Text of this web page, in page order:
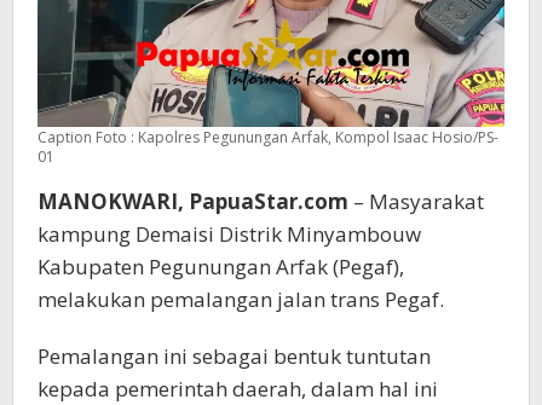
Caption Foto : Kapolres Pegunungan Arfak, Kompol Isaac Hosio/PS-
01
MANOKWARI, PapuaStar.com – Masyarakat
kampung Demaisi Distrik Minyambouw
Kabupaten Pegunungan Arfak (Pegaf),
melakukan pemalangan jalan trans Pegaf.
Pemalangan ini sebagai bentuk tuntutan
kepada pemerintah daerah, dalam hal ini